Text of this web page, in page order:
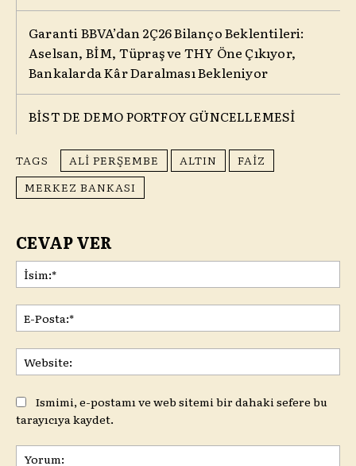
Garanti BBVA’dan 2Ç26 Bilanço Beklentileri:
Aselsan, BİM, Tüpraş ve THY Öne Çıkıyor,
Bankalarda Kâr Daralması Bekleniyor
BİST DE DEMO PORTFOY GÜNCELLEMESİ
TAGS ALI PERŞEMBE ALTIN
FAIZ
MERKEZ BANKASI
CEVAP VER
Ismimi, e-postamı ve web sitemi bir dahaki sefere bu
tarayıcıya kaydet.